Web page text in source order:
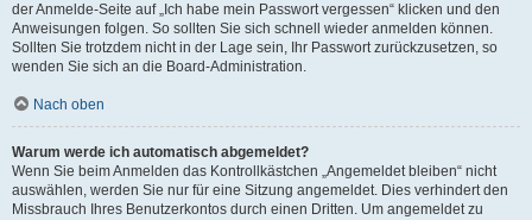
der Anmelde-Seite auf „Ich habe mein Passwort vergessen“ klicken und den
Anweisungen folgen. So sollten Sie sich schnell wieder anmelden können.
Sollten Sie trotzdem nicht in der Lage sein, Ihr Passwort zurückzusetzen, so
wenden Sie sich an die Board-Administration.
Nach oben
Warum werde ich automatisch abgemeldet?
Wenn Sie beim Anmelden das Kontrollkästchen „Angemeldet bleiben“ nicht
auswählen, werden Sie nur für eine Sitzung angemeldet. Dies verhindert den
Missbrauch Ihres Benutzerkontos durch einen Dritten. Um angemeldet zu